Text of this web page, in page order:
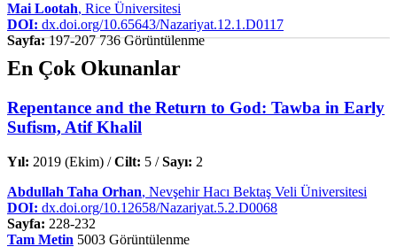
Mai Lootah, Rice Üniversitesi
DOI: dx.doi.org/10.65643/Nazariyat.12.1.D0117
Sayfa:197-207736 Görüntülenme
En Çok Okunanlar
Repentance and the Return to God: Tawba in Early
Sufism, Atif Khalil
Yıl: 2019 (Ekim) /Cilt: 5 /Sayı: 2
Abdullah Taha Orhan, Nevşehir Hacı Bektaş Veli Üniversitesi
DOI: dx.doi.org/10.12658/Nazariyat.5.2.D0068
Sayfa: 228-232
Tam Metin 5003 Görüntülenme